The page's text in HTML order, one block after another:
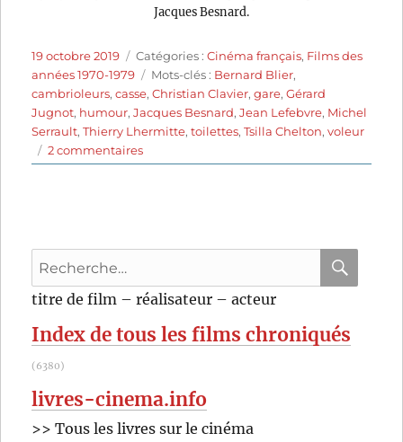
Jacques Besnard.
Publié
le
19 octobre 2019 Catégories
Catégories :Cinéma français, Films des
années 1970-1979
Étiquettes
Mots-clés : Bernard Blier,
cambrioleurs,casse,Christian Clavier,gare,Gérard
Jugnot, humour,Jacques Besnard,Jean Lefebvre, Michel
Serrault,Thierry Lhermitte,toilettes,Tsilla Chelton,voleur
2 commentairessur
C’est
dire
faut
gueule!
(1975)
de
Recherche
pour
:
titre de film – réalisateur – acteur
Index de tous les films chroniqués
(6380)
livres-cinema.info
>> Tous les livres sur le cinéma